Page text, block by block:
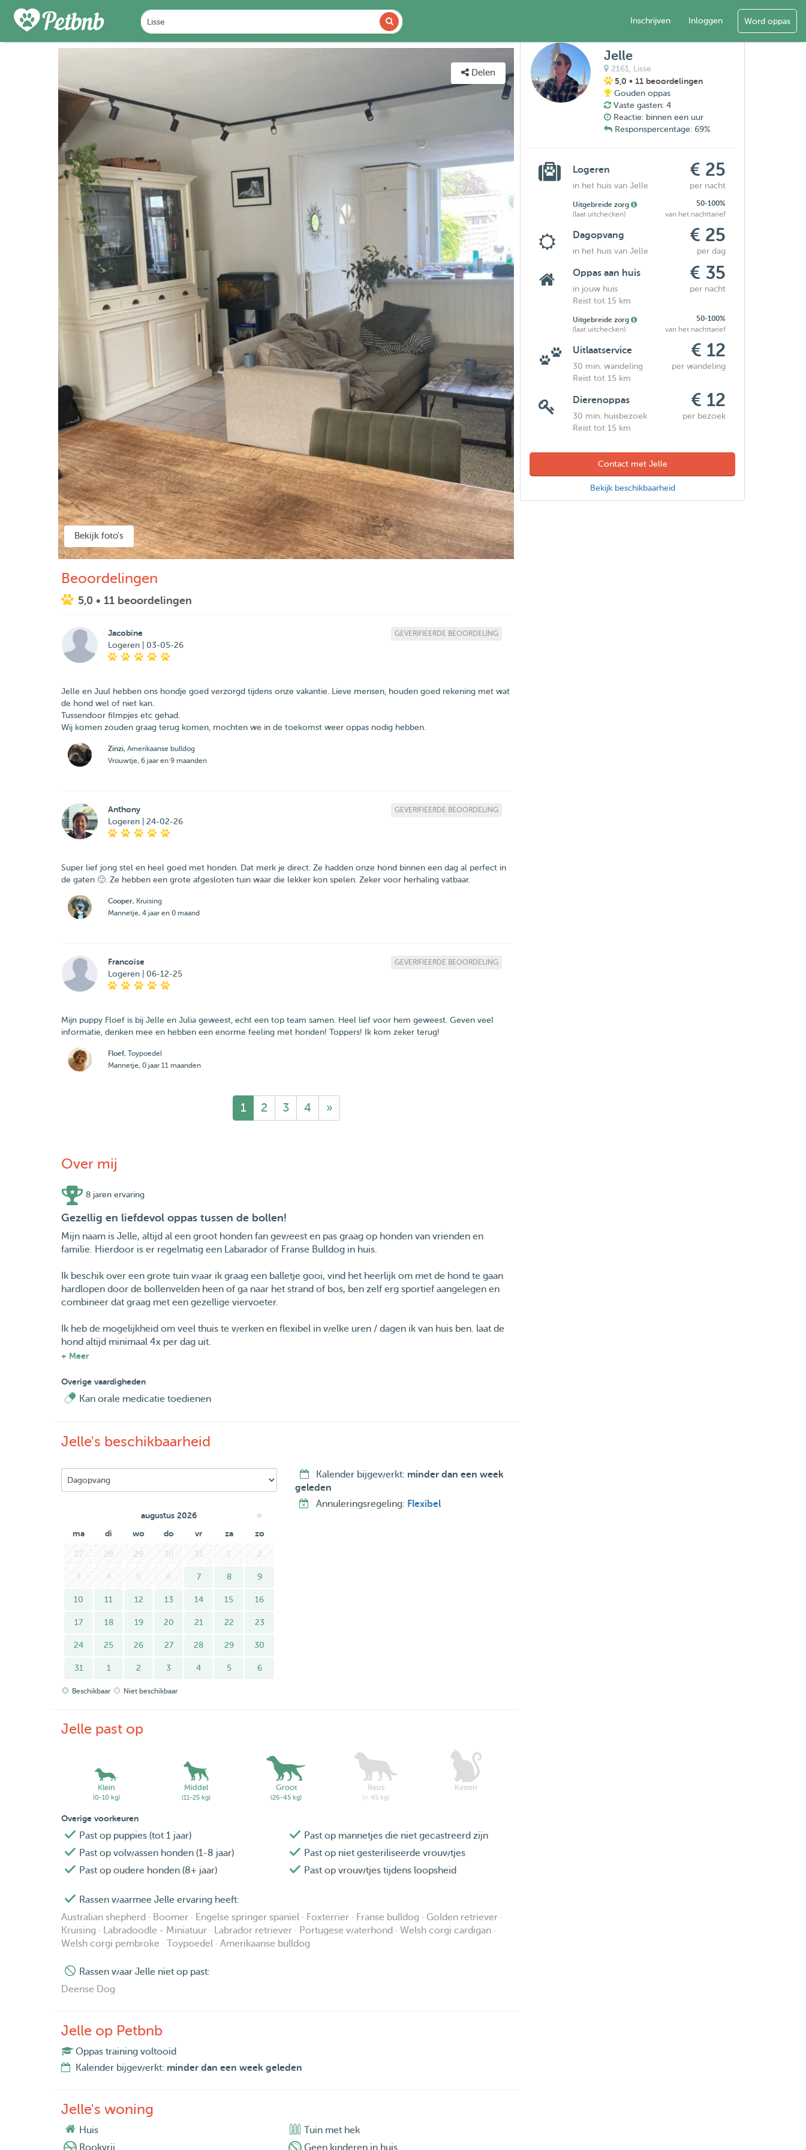
Inschrijven Inloggen Word oppas
Delen
Bekijk foto's
Beoordelingen
5,0 • 11 beoordelingen
Jacobine
Logeren | 03-05-26
GEVERIFIEERDE BEOORDELING
Jelle en Juul hebben ons hondje goed verzorgd tijdens onze vakantie. Lieve mensen, houden goed rekening met wat
de hond wel of niet kan.
Tussendoor filmpjes etc gehad.
Wij komen zouden graag terug komen, mochten we in de toekomst weer oppas nodig hebben.
Zinzi, Amerikaanse bulldog
Vrouwtje, 6 jaar en 9 maanden
Anthony
Logeren | 24-02-26
GEVERIFIEERDE BEOORDELING
Super lief jong stel en heel goed met honden. Dat merk je direct. Ze hadden onze hond binnen een dag al perfect in
de gaten 🙂. Ze hebben een grote afgesloten tuin waar die lekker kon spelen. Zeker voor herhaling vatbaar.
Cooper, Kruising
Mannetje, 4 jaar en 0 maand
Francoise
Logeren | 06-12-25
GEVERIFIEERDE BEOORDELING
Mijn puppy Floef is bij Jelle en Julia geweest, echt een top team samen. Heel lief voor hem geweest. Geven veel
informatie, denken mee en hebben een enorme feeling met honden! Toppers! Ik kom zeker terug!
Floef, Toypoedel
Mannetje, 0 jaar 11 maanden
1 2 3 4 »
Over mij
8 jaren ervaring
Gezellig en liefdevol oppas tussen de bollen!
Mijn naam is Jelle, altijd al een groot honden fan geweest en pas graag op honden van vrienden en
familie. Hierdoor is er regelmatig een Labarador of Franse Bulldog in huis.
Ik beschik over een grote tuin waar ik graag een balletje gooi, vind het heerlijk om met de hond te gaan
hardlopen door de bollenvelden heen of ga naar het strand of bos, ben zelf erg sportief aangelegen en
combineer dat graag met een gezellige viervoeter.
Ik heb de mogelijkheid om veel thuis te werken en flexibel in welke uren / dagen ik van huis ben. laat de
hond altijd minimaal 4x per dag uit.
Groeten,
+ Meer
Overige vaardigheden
Kan orale medicatie toedienen
Jelle's beschikbaarheid
augustus 2026 »
ma di wo do vr za zo
27 28 29 30 31 1 2
3 4 5 6 7 8 9
10 11 12 13 14 15 16
17 18 19 20 21 22 23
24 25 26 27 28 29 30
31 1 2 3 4 5 6
Beschikbaar Niet beschikbaar
Kalender bijgewerkt: minder dan een week
geleden
Annuleringsregeling: Flexibel
Jelle past op
Klein
(0-10 kg)
Middel
(11-25 kg)
Groot
(26-45 kg)
Reus
(> 45 kg)
Katten
Overige voorkeuren
Past op puppies (tot 1 jaar)
Past op volwassen honden (1-8 jaar)
Past op oudere honden (8+ jaar)
Past op mannetjes die niet gecastreerd zijn
Past op niet gesteriliseerde vrouwtjes
Past op vrouwtjes tijdens loopsheid
Rassen waarmee Jelle ervaring heeft:
Australian shepherd · Boomer · Engelse springer spaniel · Foxterrier · Franse bulldog · Golden retriever ·
Kruising · Labradoodle - Miniatuur · Labrador retriever · Portugese waterhond · Welsh corgi cardigan ·
Welsh corgi pembroke · Toypoedel · Amerikaanse bulldog
Rassen waar Jelle niet op past:
Deense Dog
Jelle op Petbnb
Oppas training voltooid
Kalender bijgewerkt: minder dan een week geleden
Jelle's woning
Huis
Tuin met hek
Rookvrij
Geen kinderen in huis
Jelle
2161, Lisse
5,0 • 11 beoordelingen
Gouden oppas
Vaste gasten: 4
Reactie: binnen een uur
Responspercentage: 69%
Logeren € 25
in het huis van Jelle per nacht
Uitgebreide zorg
50-100%
(laat uitchecken)
van het nachttarief
Dagopvang € 25
in het huis van Jelle per dag
Oppas aan huis € 35
in jouw huis
per nacht
Reist tot 15 km
Uitgebreide zorg
50-100%
(laat uitchecken)
van het nachttarief
Uitlaatservice € 12
30 min. wandeling
per wandeling
Reist tot 15 km
Dierenoppas € 12
30 min. huisbezoek
per bezoek
Reist tot 15 km
Contact met Jelle
Bekijk beschikbaarheid